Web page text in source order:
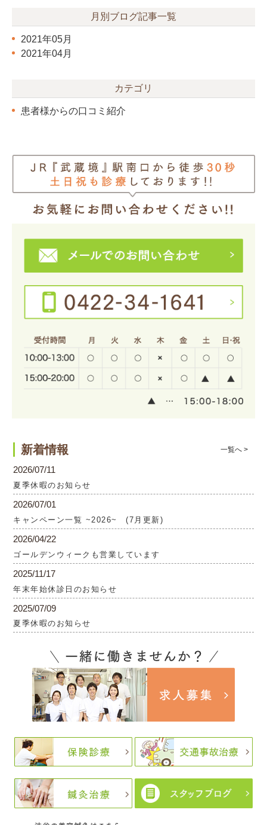
月別ブログ記事一覧
2021年05月
2021年04月
カテゴリ
患者様からの口コミ紹介
新着情報 一覧へ >
2026/07/11
夏季休暇のお知らせ
2026/07/01
キャンペーン一覧 ~2026~ (7月更新)
2026/04/22
ゴールデンウィークも営業しています
2025/11/17
年末年始休診日のお知らせ
2025/07/09
夏季休暇のお知らせ